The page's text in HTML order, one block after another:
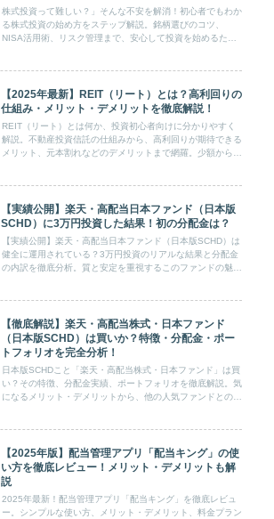
株式投資って難しい？」そんな不安を解消！初心者でもわか
る株式投資の始め方をステップ解説。銘柄選びのコツ、
NISA活用術、リスク管理まで、安心して投資を始めるため
【2025年最新】REIT（リート）とは？高利回りの
仕組み・メリット・デメリットを徹底解説！
REIT（リート）とは何か、投資初心者向けに分かりやすく
解説。不動産投資信託の仕組みから、高利回りが期待できる
メリット、元本割れなどのデメリットまで網羅。少額から始
【実績公開】楽天・高配当日本ファンド（日本版
SCHD）に3万円投資した結果！初の分配金は？
【実績公開】楽天・高配当日本ファンド（日本版SCHD）は
健全に運用されている？3万円投資のリアルな結果と分配金
の内訳を徹底分析。質と安定を重視するこのファンドの魅力
【徹底解説】楽天・高配当株式・日本ファンド
（日本版SCHD）は買いか？特徴・分配金・ポー
トフォリオを完全分析！
日本版SCHDこと「楽天・高配当株式・日本ファンド」は買
い？その特徴、分配金実績、ポートフォリオを徹底解説。気
になるメリット・デメリットから、他の人気ファンドとの比
【2025年版】配当管理アプリ「配当キング」の使
い方を徹底レビュー！メリット・デメリットも解
説
2025年最新！配当管理アプリ「配当キング」を徹底レビュ
ー。シンプルな使い方、メリット・デメリット、料金プラン